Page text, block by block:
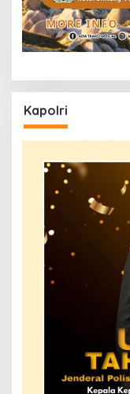
Kapolri